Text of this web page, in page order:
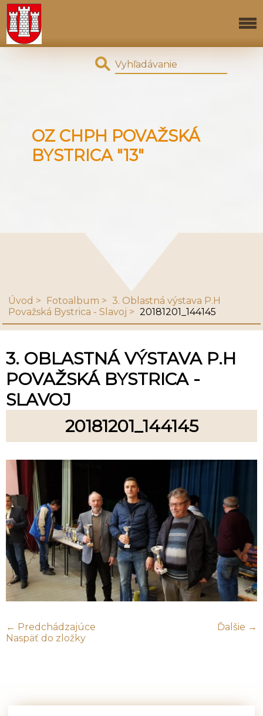
OZ CHPH POVAŽSKÁ
BYSTRICA "13"
Úvod Fotoalbum
3. Oblastná výstava P.H
Považská Bystrica - Slavoj
20181201_144145
3. OBLASTNÁ VÝSTAVA P.H
POVAŽSKÁ BYSTRICA -
SLAVOJ
20181201_144145
← Predchádzajúce
Ďalšie →
Naspäť do zložky